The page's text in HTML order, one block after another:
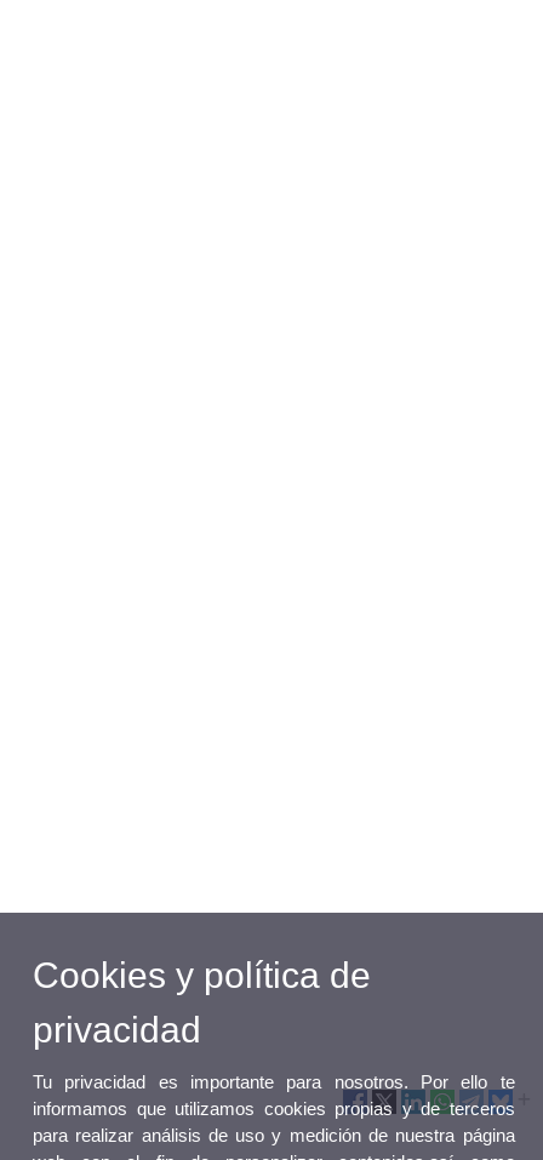
Cookies y política de
privacidad
Tu privacidad es importante para nosotros. Por ello te
informamos que utilizamos cookies propias y de terceros
para realizar análisis de uso y medición de nuestra página